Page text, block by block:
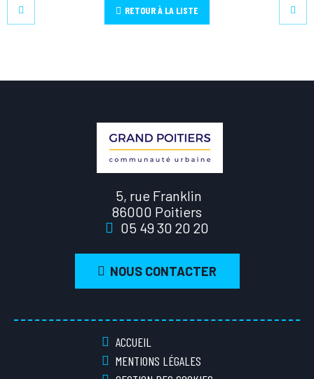
RETOUR À LA LISTE
5, rue Franklin
86000 Poitiers
05 49 30 20 20
NOUS CONTACTER
ACCUEIL
MENTIONS LÉGALES